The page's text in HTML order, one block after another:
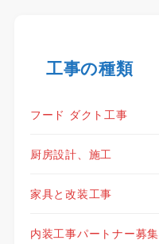
工事の種類
フード ダクト工事
厨房設計、施工
家具と改装工事
内装工事パートナー募集